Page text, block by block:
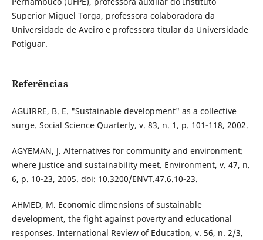
Superior Miguel Torga, professora colaboradora da
Universidade de Aveiro e professora titular da Universidade
Potiguar.
Referências
AGUIRRE, B. E. "Sustainable development" as a collective
surge. Social Science Quarterly, v. 83, n. 1, p. 101-118, 2002.
AGYEMAN, J. Alternatives for community and environment:
where justice and sustainability meet. Environment, v. 47, n.
6, p. 10-23, 2005. doi: 10.3200/ENVT.47.6.10-23.
AHMED, M. Economic dimensions of sustainable
development, the fight against poverty and educational
responses. International Review of Education, v. 56, n. 2/3,